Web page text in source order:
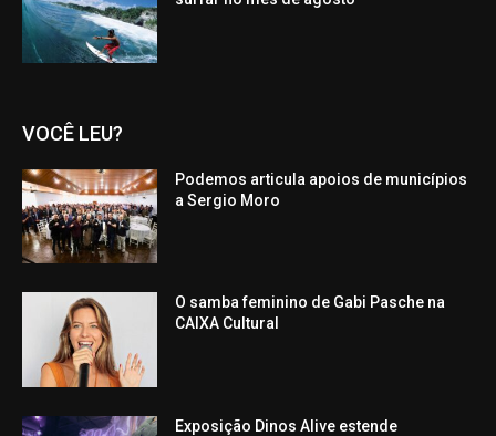
VOCÊ LEU?
Podemos articula apoios de municípios
a Sergio Moro
O samba feminino de Gabi Pasche na
CAIXA Cultural
Exposição Dinos Alive estende